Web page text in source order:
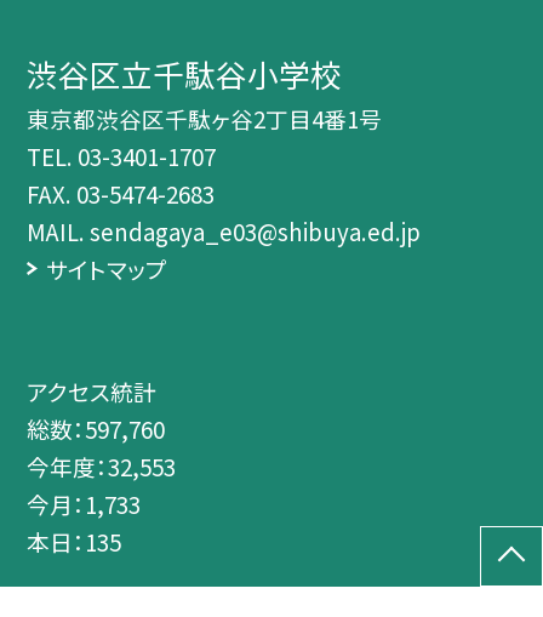
渋谷区立千駄谷小学校
東京都渋谷区千駄ヶ谷2丁目4番1号
TEL. 03-3401-1707
FAX. 03-5474-2683
MAIL. sendagaya_e03@shibuya.ed.jp
サイトマップ
アクセス統計
総数：597,760
今年度：32,553
今月： 1,733
本日： 135